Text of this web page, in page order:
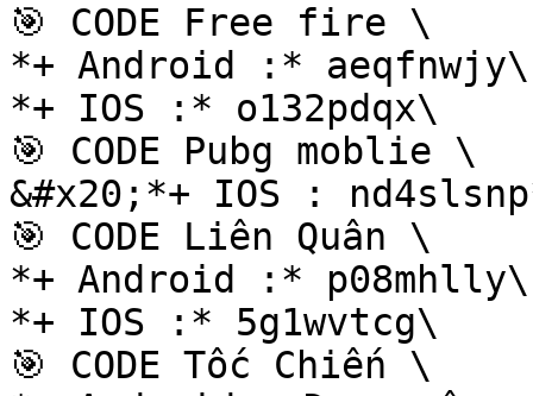
🎯 CODE Free fire \
*+ Android :* aeqfnwjy\
*+ IOS :* o132pdqx\
🎯 CODE Pubg moblie \
&#x20;*+ IOS :
🎯 CODE Liên Quân \
*+ Android :* p08mhlly\
*+ IOS :* 5g1wvtcg\
🎯 CODE Tốc Chiến \